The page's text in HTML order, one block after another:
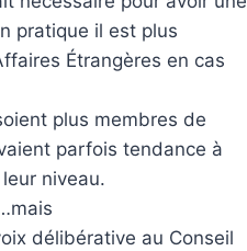
pratique il est plus
Étrangères en cas
plus membres de
parfois tendance à
niveau.
délibérative au Conseil